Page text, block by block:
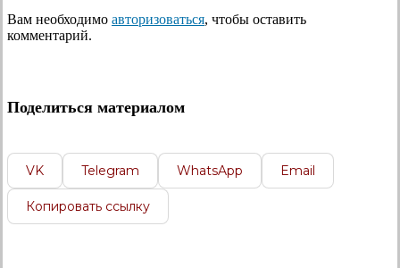
Вам необходимо авторизоваться, чтобы оставить
комментарий.
Поделиться материалом
VK Telegram WhatsApp Email
Копировать ссылку